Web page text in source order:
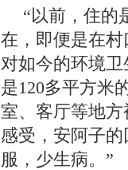
“以前，住的
在，即便是在
对如今的环境
是120多平方米
室、客厅等地
感受，安阿子
服，少生病。”